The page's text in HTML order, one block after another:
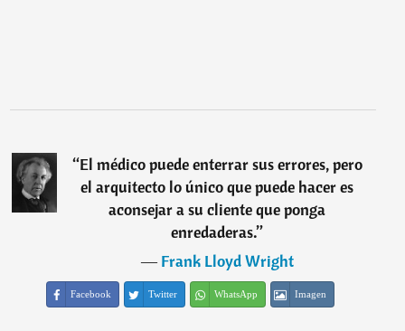
“El médico puede enterrar sus errores, pero
el arquitecto lo único que puede hacer es
aconsejar a su cliente que ponga
enredaderas.”
―Frank Lloyd Wright
Facebook Twitter WhatsApp Imagen